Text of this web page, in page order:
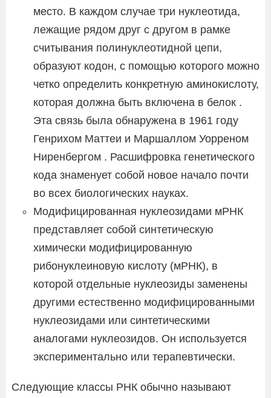
место. В каждом случае три нуклеотида,
лежащие рядом друг с другом в рамке
считывания полинуклеотидной цепи,
образуют кодон, с помощью которого можно
четко определить конкретную аминокислоту,
которая должна быть включена в белок .
Эта связь была обнаружена в 1961 году
Генрихом Маттеи и Маршаллом Уорреном
Ниренбергом . Расшифровка генетического
кода знаменует собой новое начало почти
во всех биологических науках.
Модифицированная нуклеозидами мРНК
представляет собой синтетическую
химически модифицированную
рибонуклеиновую кислоту (мРНК), в
которой отдельные нуклеозиды заменены
другими естественно модифицированными
нуклеозидами или синтетическими
аналогами нуклеозидов. Он используется
экспериментально или терапевтически.
Следующие классы РНК обычно называют